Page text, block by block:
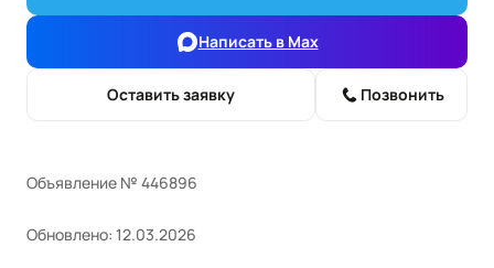
Написать в Max
Оставить заявку Позвонить
Объявление № 446896
Обновлено: 12.03.2026